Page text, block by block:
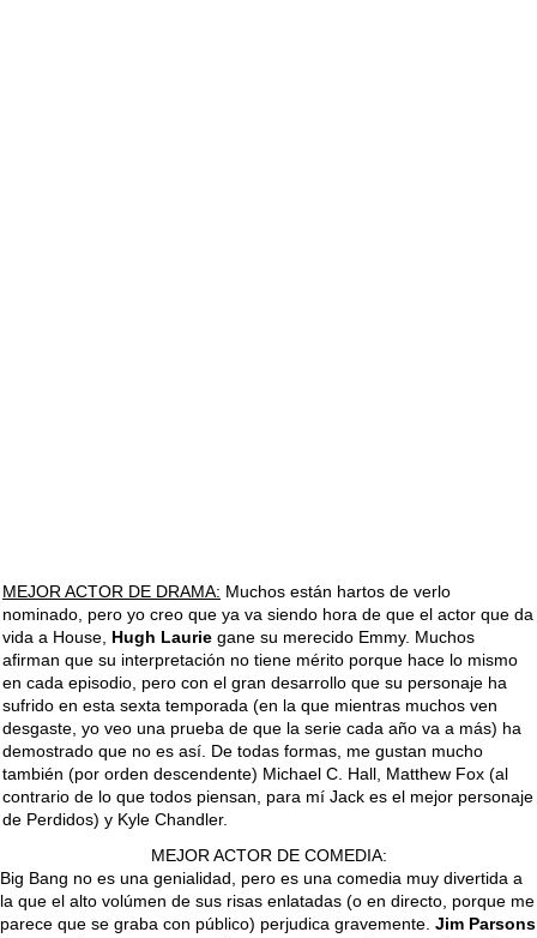
MEJOR ACTOR DE DRAMA: Muchos están hartos de verlo
nominado, pero yo creo que ya va siendo hora de que el actor que da
vida a House, Hugh Laurie gane su merecido Emmy. Muchos
afirman que su interpretación no tiene mérito porque hace lo mismo
en cada episodio, pero con el gran desarrollo que su personaje ha
sufrido en esta sexta temporada (en la que mientras muchos ven
desgaste, yo veo una prueba de que la serie cada año va a más) ha
demostrado que no es así. De todas formas, me gustan mucho
también (por orden descendente) Michael C. Hall, Matthew Fox (al
contrario de lo que todos piensan, para mí Jack es el mejor personaje
de Perdidos) y Kyle Chandler.
MEJOR ACTOR DE COMEDIA:
Big Bang no es una genialidad, pero es una comedia muy divertida a
la que el alto volúmen de sus risas enlatadas (o en directo, porque me
parece que se graba con público) perjudica gravemente. Jim Parsons